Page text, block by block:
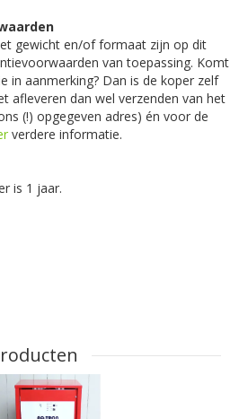
gewicht en/of formaat zijn op dit
van toepassing. Komt
in aanmerking? Dan is de koper zelf
afleveren dan wel verzenden van het
(!) opgegeven adres) én voor de
verdere informatie.
is 1 jaar.